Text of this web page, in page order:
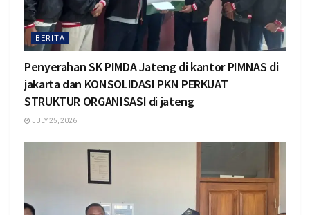
BERITA
Penyerahan SK PIMDA Jateng di kantor PIMNAS di
jakarta dan KONSOLIDASI PKN PERKUAT
STRUKTUR ORGANISASI di jateng
JULY 25, 2026